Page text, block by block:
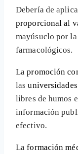
Debería de
proporcional al
mayúsuclo por
farmacológicos.
Lapromoción
las
libres de humos
información
efectivo.
Laformación